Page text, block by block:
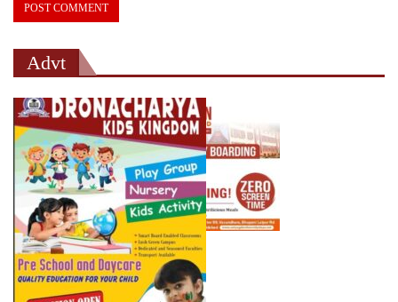
Advt